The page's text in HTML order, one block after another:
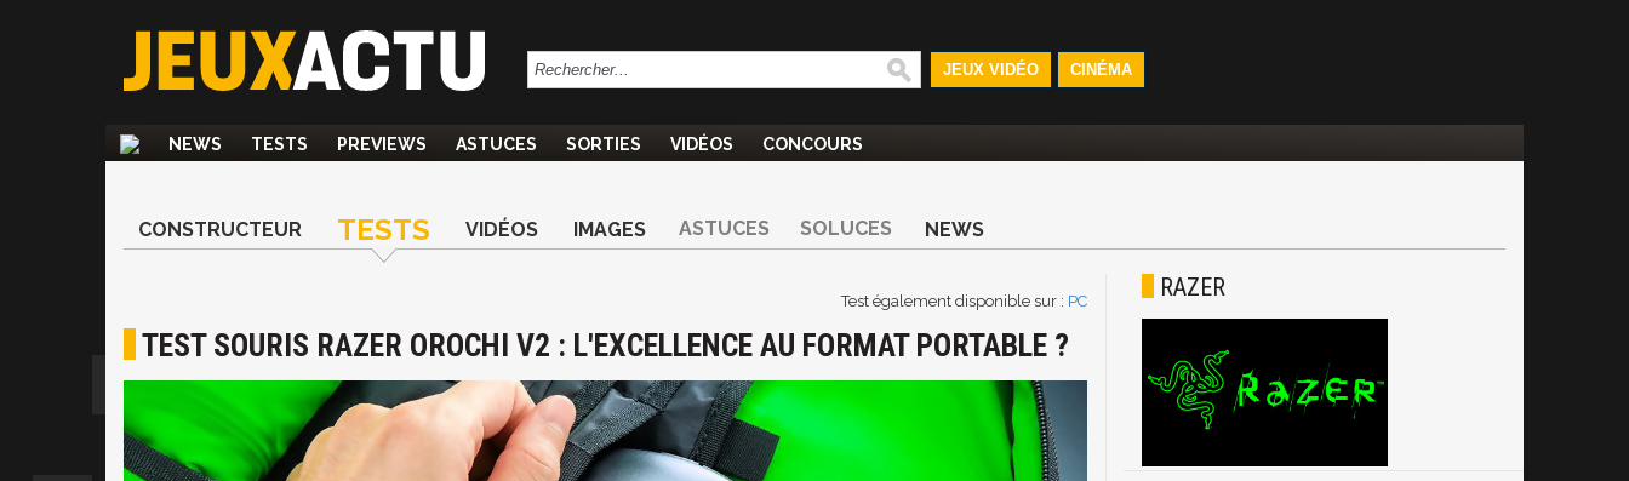
JEUX VIDÉO CINÉMA
NEWS TESTS PREVIEWS ASTUCES SORTIES VIDÉOS CONCOURS
CONSTRUCTEUR TESTS VIDÉOS IMAGES ASTUCES SOLUCES NEWS
Test également disponible sur : PC
TEST SOURIS RAZER OROCHI V2 : L'EXCELLENCE AU FORMAT PORTABLE ?
RAZER